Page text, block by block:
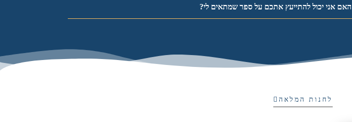
האם אני יכול להתייעץ אתכם על ספר שמתאים לי?
לחנות המלאה